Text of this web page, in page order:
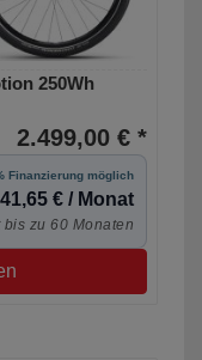
250Wh
2.499,00 € *
Finanzierung möglich
€ / Monat
zu 60 Monaten